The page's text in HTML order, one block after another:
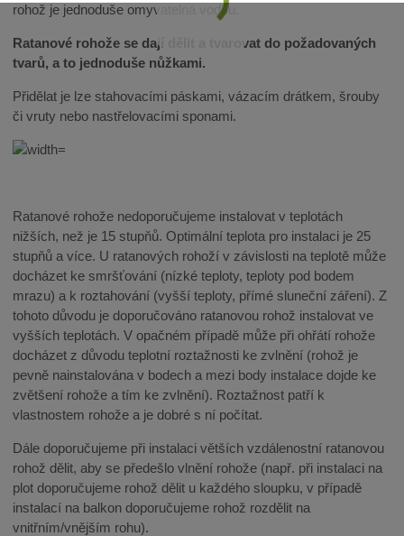
rohož je jednoduše omyvatelná vodou.
Ratanové rohože se dají dělit a tvarovat do požadovaných
tvarů, a to jednoduše nůžkami.
Přidělat je lze stahovacími páskami, vázacím drátkem, šrouby
či vruty nebo nastřelovacími sponami.
Ratanové rohože nedoporučujeme instalovat v teplotách
nižších, než je 15 stupňů. Optimální teplota pro instalaci je 25
stupňů a více. U ratanových rohoží v závislosti na teplotě může
docházet ke smršťování (nízké teploty, teploty pod bodem
mrazu) a k roztahování (vyšší teploty, přímé sluneční záření). Z
tohoto důvodu je doporučováno ratanovou rohož instalovat ve
vyšších teplotách. V opačném případě může při ohřátí rohože
docházet z důvodu teplotní roztažnosti ke zvlnění (rohož je
pevně nainstalována v bodech a mezi body instalace dojde ke
zvětšení rohože a tím ke zvlnění). Roztažnost patří k
vlastnostem rohože a je dobré s ní počítat.
Dále doporučujeme při instalaci větších vzdálenostní ratanovou
rohož dělit, aby se předešlo vlnění rohože (např. při instalaci na
plot doporučujeme rohož dělit u každého sloupku, v případě
instalací na balkon doporučujeme rohož rozdělit na
vnitřním/vnějším rohu).